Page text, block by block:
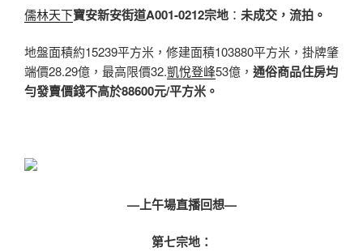
儒林天下寶安新安街道A001-0212宗地 ： 未成交，流拍。
地盤面積約15239平方米，修建面積103880平方米，掛牌肇
端價28.29億，最高限價32.凱悅登峰53億， 通俗商品住房均
勻發賣價錢不高於88600元/平方米。
—上午場直播回想—
第七宗地：